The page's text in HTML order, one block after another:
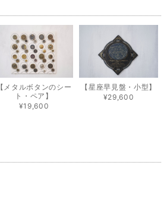
【メタルボタンのシー
ト・ペア】
¥19,600
【星座早見盤・小型】
¥29,600